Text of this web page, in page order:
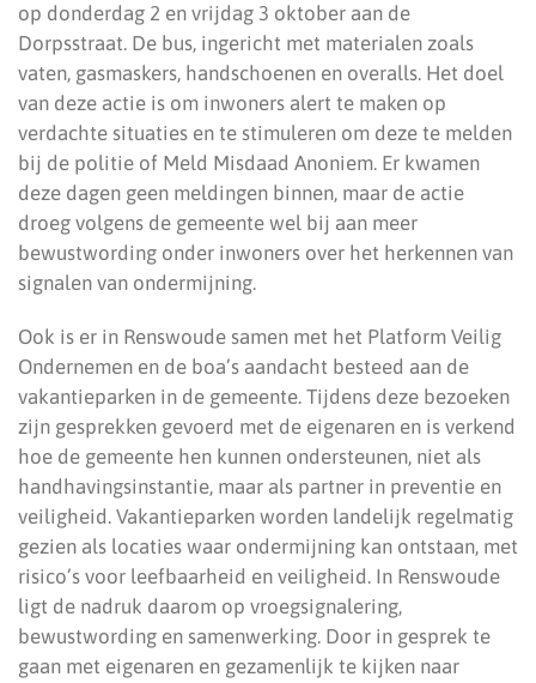
op donderdag 2 en vrijdag 3 oktober aan de
Dorpsstraat. De bus, ingericht met materialen zoals
vaten, gasmaskers, handschoenen en overalls. Het doel
van deze actie is om inwoners alert te maken op
verdachte situaties en te stimuleren om deze te melden
bij de politie of Meld Misdaad Anoniem. Er kwamen
deze dagen geen meldingen binnen, maar de actie
droeg volgens de gemeente wel bij aan meer
bewustwording onder inwoners over het herkennen van
signalen van ondermijning.
Ook is er in Renswoude samen met het Platform Veilig
Ondernemen en de boa’s aandacht besteed aan de
vakantieparken in de gemeente. Tijdens deze bezoeken
zijn gesprekken gevoerd met de eigenaren en is verkend
hoe de gemeente hen kunnen ondersteunen, niet als
handhavingsinstantie, maar als partner in preventie en
veiligheid. Vakantieparken worden landelijk regelmatig
gezien als locaties waar ondermijning kan ontstaan, met
risico’s voor leefbaarheid en veiligheid. In Renswoude
ligt de nadruk daarom op vroegsignalering,
bewustwording en samenwerking. Door in gesprek te
gaan met eigenaren en gezamenlijk te kijken naar